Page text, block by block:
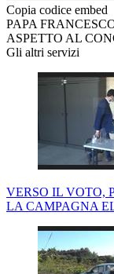
Copia codice embed
PAPA
ASPETTO AL
Gli altri servizi
VERSO IL VOTO,
LA CAMPAGNA